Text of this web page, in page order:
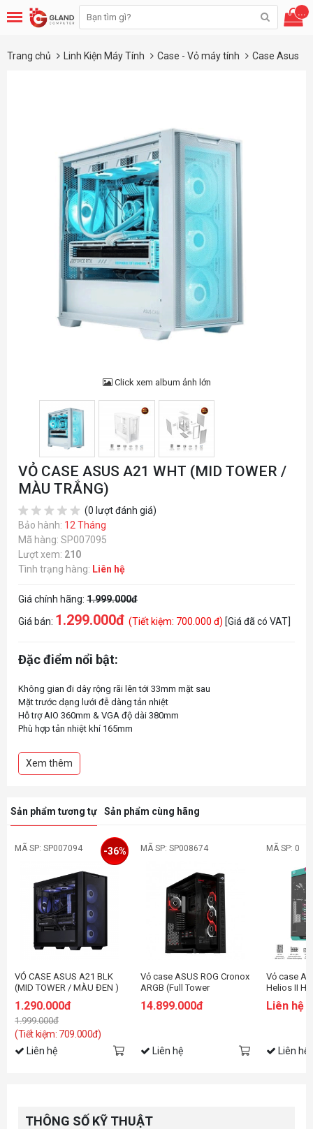
...
Trang chủ Linh Kiện Máy Tính Case - Vỏ máy tính Case Asus
Click xem album ảnh lớn
VỎ CASE ASUS A21 WHT (MID TOWER /
MÀU TRẮNG)
(0 lượt đánh giá)
Bảo hành: 12 Tháng
Mã hàng: SP007095
Lượt xem: 210
Tình trạng hàng: Liên hệ
Giá chính hãng: 1.999.000đ
Giá bán: 1.299.000đ (Tiết kiệm: 700.000 đ) [Giá đã có VAT]
Đặc điểm nổi bật:
Không gian đi dây rộng rãi lên tới 33mm mặt sau
Mặt trước dạng lưới đễ dàng tản nhiệt
Hỗ trợ AIO 360mm & VGA độ dài 380mm
Phù hợp tản nhiệt khí 165mm
gàng hơn
Xem thêm
Sản phẩm tương tự Sản phẩm cùng hãng
MÃ SP: SP007094
VỎ CASE ASUS A21 BLK
(MID TOWER / MÀU ĐEN )
1.290.000đ
1.999.000đ
(Tiết kiệm: 709.000đ)
-36%
Liên hệ
MÃ SP: SP008674
Vỏ case ASUS ROG Cronox
ARGB (Full Tower
9.2 Inch)
14.899.000đ
Liên hệ
MÃ SP: 0
Vỏ case
Helios II
Liên hệ
Liên hệ
THÔNG SỐ KỸ THUẬT